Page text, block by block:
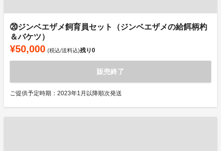
⑳ジンベエザメ飼育員セット（ジンベエザメの給餌柄杓
＆バケツ）
¥50,000 (税込/送料込)残り0
販売終了
ご提供予定時期：2023年1月以降順次発送